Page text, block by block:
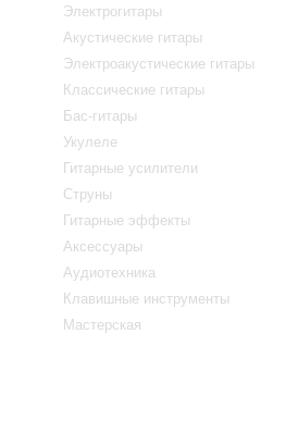
Электрогитары
Акустические гитары
Электроакустические гитары
Классические гитары
Бас-гитары
Укулеле
Гитарные усилители
Струны
Гитарные эффекты
Аксессуары
Аудиотехника
Клавишные инструменты
Мастерская